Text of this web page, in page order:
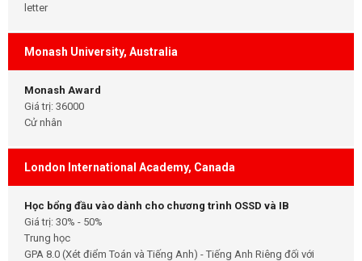
letter
Monash University, Australia
Monash Award
Giá trị: 36000
Cử nhân
London International Academy, Canada
Học bổng đầu vào dành cho chương trình OSSD và IB
Giá trị: 30% - 50%
Trung học
GPA 8.0 (Xét điểm Toán và Tiếng Anh) - Tiếng Anh Riêng đối với